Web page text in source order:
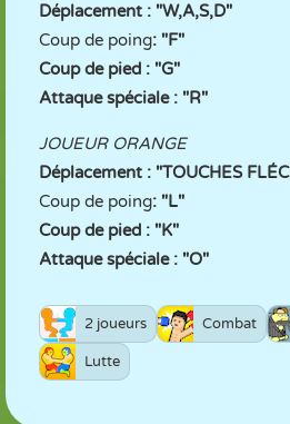
Déplacement : "W,A,S,D"
Coup de poing: "F"
Coup de pied : "G"
Attaque spéciale : "R"
JOUEUR ORANGE
Déplacement : "TOUCHES
Coup de poing: "L"
Coup de pied : "K"
Attaque spéciale : "O"
2 joueurs Combat
Lutte